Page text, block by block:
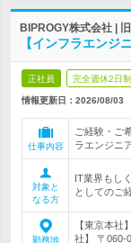
BIPROGY株式会社 |
【インフラエン
正社員 完全週休2日制
情報更新日：2026/08/03
仕事内容
ご経験・ご
ラエンジニ
対象と
なる方
IT業界もし
としてのご
勤務地
【東京本
社】 〒060-